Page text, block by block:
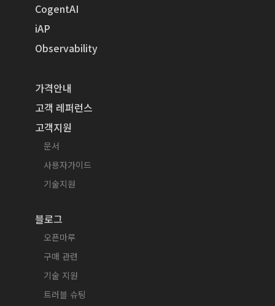
CogentAI
iAP
Observability
가격안내
고객 레퍼런스
고객지원
문서
사용자가이드
기술지원
블로그
오픈마루
구매 관련
기술 지원
트러블 슈팅